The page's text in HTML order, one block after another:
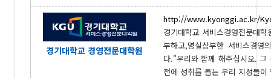
경기대학교 경영전문대학원
http://www.kyonggi.ac.kr/
경기대학교 서비스경영전문대
부하고,명실상부한 서비스경
다."우리와 함께 해주십시오.
전에 성취를 돕는 우리 지성들